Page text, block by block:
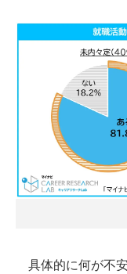
具体的に何が不